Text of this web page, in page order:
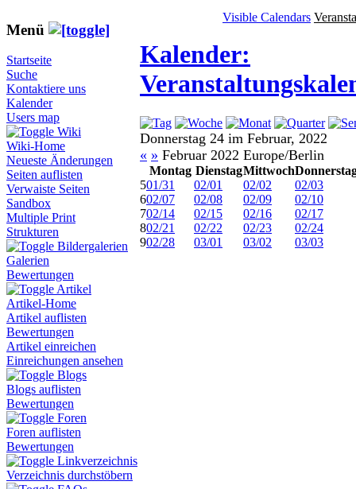
Menü
Startseite
Suche
Kontaktiere uns
Kalender
Users map
Wiki
Wiki-Home
Neueste Änderungen
Seiten auflisten
Verwaiste Seiten
Sandbox
Multiple Print
Strukturen
Bildergalerien
Galerien
Bewertungen
Artikel
Artikel-Home
Artikel auflisten
Bewertungen
Artikel einreichen
Einreichungen ansehen
Blogs
Blogs auflisten
Bewertungen
Foren
Foren auflisten
Bewertungen
Linkverzeichnis
Verzeichnis durchstöbern
Visible Calendars
Kalender:
Donnerstag 24 im Februar, 2022
« » Februar 2022 Europe/Berlin
Montag DienstagMittwoch
501/31 02/01 02/02
02/03
602/07 02/08 02/09
02/10
702/14 02/15 02/16
02/17
802/21 02/22 02/23
02/24
902/28 03/01 03/02 03/03